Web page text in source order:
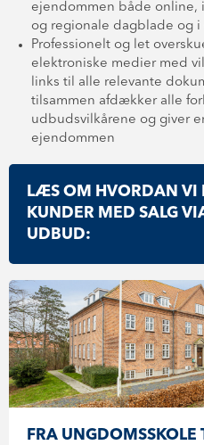
ejendommen både
og regionale dagblade og i
Professionelt og let
elektroniske medier med
links til alle relevante
tilsammen afdækker alle
udbudsvilkårene og giver
ejendommen
LÆS OM HVORDAN VI
KUNDER MED SALG
UDBUD:
FRA UNGDOMSSKOLE